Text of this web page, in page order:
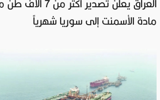
العراق يعلن تصدير أكثر من 7
مادة الأسمنت إلى سوريا شهرياً